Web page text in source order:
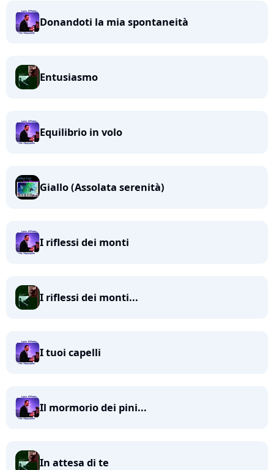
Donandoti la mia spontaneità
Entusiasmo
Equilibrio in volo
Giallo (Assolata serenità)
I riflessi dei monti
I riflessi dei monti...
I tuoi capelli
Il mormorio dei pini...
In attesa di te